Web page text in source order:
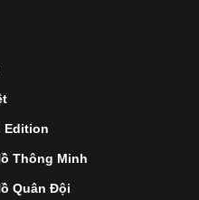
Edition
Thông Minh
Quân Đội